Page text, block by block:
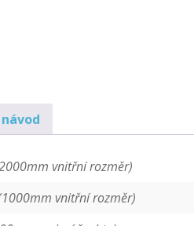
vnitřní rozměr)
vnitřní rozměr)